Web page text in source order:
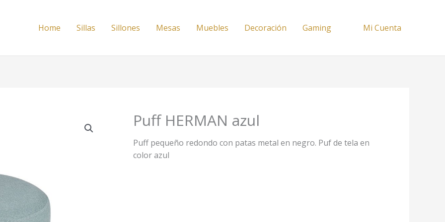
Home Sillas Sillones Mesas Muebles Decoración Gaming Mi Cuenta
Puff HERMAN azul
Puff pequeño redondo con patas metal en negro. Puf de tela en
color azul